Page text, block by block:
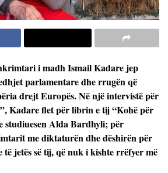
i madh Ismail Kadare jep
parlamentare dhe rrugën që
drejt Europës. Në një intervistë për
Kadare flet për librin e tij “Kohë për
studiuesen Alda Bardhyli; për
me diktaturën dhe dëshirën për
të jetës së tij, që nuk i kishte rrëfyer më